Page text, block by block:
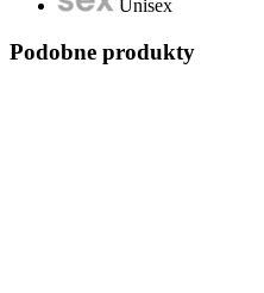
Unisex
Podobne produkty